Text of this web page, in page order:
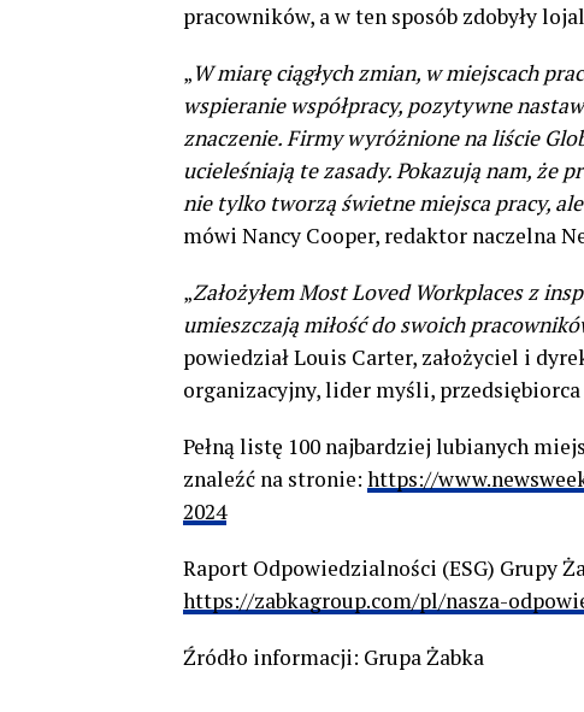
pracowników, a w ten sposób zdobyły
„W miarę ciągłych zmian, w miejscach
wspieranie współpracy, pozytywne
znaczenie. Firmy wyróżnione na liście
ucieleśniają te zasady. Pokazują nam, że
nie tylko tworzą świetne miejsca pracy,
mówi Nancy Cooper, redaktor naczelna
„Założyłem Most Loved Workplaces z
umieszczają miłość do swoich
powiedział Louis Carter, założyciel i
organizacyjny, lider myśli,
Pełną listę 100 najbardziej lubianych
znaleźć na stronie: https://
2024
Raport Odpowiedzialności (ESG) Grupy
https://zabkagroup.com/pl/nasza-
Źródło informacji: Grupa Żabka